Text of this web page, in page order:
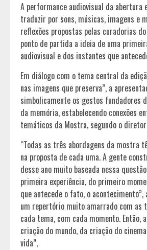
A performance audiovisual da abertura
traduzir por sons, músicas, imagens e
reflexões propostas pelas curadorias
ponto de partida a ideia de uma
audiovisual e dos instantes que
Em diálogo com o tema central da
nas imagens que preserva”, a
simbolicamente os gestos fundadores
da memória, estabelecendo conexões
temáticos da Mostra, segundo o
“Todas as três abordagens da mostra
na proposta de cada uma. A gente
desse ano muito baseada nessa
primeira experiência, do primeiro
que antecede o fato, o acontecimento”,
um repertório muito amarrado com as
cada tema, com cada momento. Então,
criação do mundo, da criação do
vida”,